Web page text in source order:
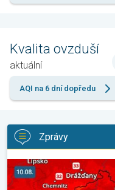
Kvalita ovzduší
aktuální
AQI na 6 dní dopředu
Zprávy
Výrazně vysoké teploty